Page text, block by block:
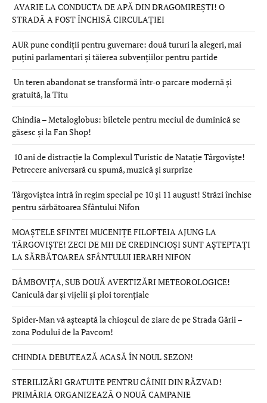
AVARIE LA CONDUCTA DE APĂ DIN DRAGOMIREȘTI! O
STRADĂ A FOST ÎNCHISĂ CIRCULAȚIEI
AUR pune condiții pentru guvernare: două tururi la alegeri, mai
puțini parlamentari și tăierea subvențiilor pentru partide
Un teren abandonat se transformă într-o parcare modernă și
gratuită, la Titu
Chindia – Metaloglobus: biletele pentru meciul de duminică se
găsesc și la Fan Shop!
10 ani de distracție la Complexul Turistic de Natație Târgoviște!
Petrecere aniversară cu spumă, muzică și surprize
Târgoviștea intră în regim special pe 10 și 11 august! Străzi închise
pentru sărbătoarea Sfântului Nifon
MOAȘTELE SFINTEI MUCENIȚE FILOFTEIA AJUNG LA
TÂRGOVIȘTE! ZECI DE MII DE CREDINCIOȘI SUNT AȘTEPTAȚI
LA SĂRBĂTOAREA SFÂNTULUI IERARH NIFON
DÂMBOVIȚA, SUB DOUĂ AVERTIZĂRI METEOROLOGICE!
Caniculă dar și vijelii și ploi torențiale
Spider-Man vă așteaptă la chioșcul de ziare de pe Strada Gării –
zona Podului de la Pavcom!
CHINDIA DEBUTEAZĂ ACASĂ ÎN NOUL SEZON!
STERILIZĂRI GRATUITE PENTRU CÂINII DIN RĂZVAD!
PRIMĂRIA ORGANIZEAZĂ O NOUĂ CAMPANIE